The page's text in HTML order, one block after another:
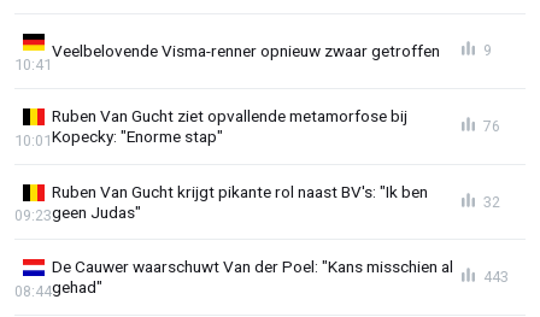
Veelbelovende Visma-renner opnieuw zwaar getroffen
10:41
9
Ruben Van Gucht ziet opvallende metamorfose bij
Kopecky: "Enorme stap"
10:01
76
Ruben Van Gucht krijgt pikante rol naast BV's: "Ik ben
geen Judas"
09:23
32
De Cauwer waarschuwt Van der Poel: "Kans misschien al
gehad"
08:44
443